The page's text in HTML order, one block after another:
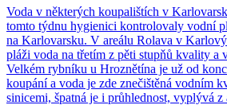
Voda v některých koupalištích v
tomto týdnu hygienici kontrolovaly vodní
na Karlovarsku. V areálu Rolava v
pláži voda na třetím z pěti stupňů kvality a
Velkém rybníku u Hroznětína je už od
koupání a voda je zde znečištěná vodním
sinicemi, špatná je i průhlednost, vyplývá z